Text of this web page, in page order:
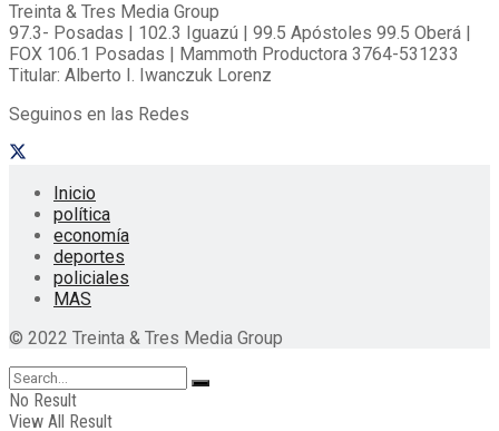
Treinta & Tres Media Group
97.3- Posadas | 102.3 Iguazú | 99.5 Apóstoles 99.5 Oberá |
FOX 106.1 Posadas | Mammoth Productora 3764-531233
Titular: Alberto I. Iwanczuk Lorenz
Seguinos en las Redes
Inicio
política
economía
deportes
policiales
MAS
© 2022 Treinta & Tres Media Group
No Result
View All Result